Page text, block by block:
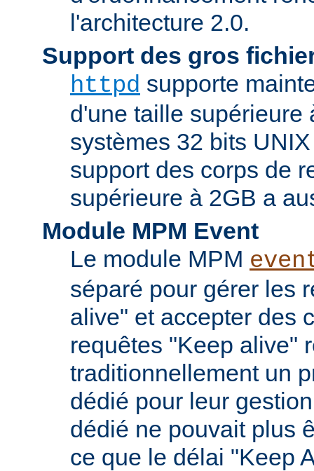
l'architecture 2.0.
Support des gros
httpd supporte
d'une taille supérieure
systèmes 32 bits
support des corps de
supérieure à 2GB a
Module MPM Event
Le module MPM
séparé pour gérer les
alive" et accepter des
requêtes "Keep alive"
traditionnellement un
dédié pour leur
dédié ne pouvait plus
ce que le délai "Keep